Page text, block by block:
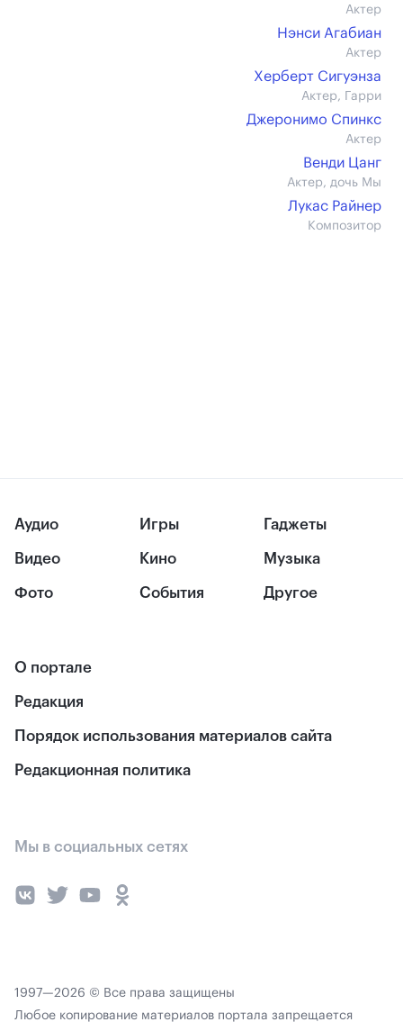
Актер
Нэнси Агабиан
Актер
Херберт Сигуэнза
Актер, Гарри
Джеронимо Спинкс
Актер
Венди Цанг
Актер, дочь Мы
Лукас Райнер
Композитор
Аудио
Видео
Фото
Игры
Кино
События
Гаджеты
Музыка
Другое
О портале
Редакция
Порядок использования материалов сайта
Редакционная политика
Мы в социальных сетях
1997—2026 © Все права защищены
Любое копирование материалов портала запрещается